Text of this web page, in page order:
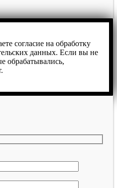
согласие на обработку
данных. Если вы не
обрабатывались,